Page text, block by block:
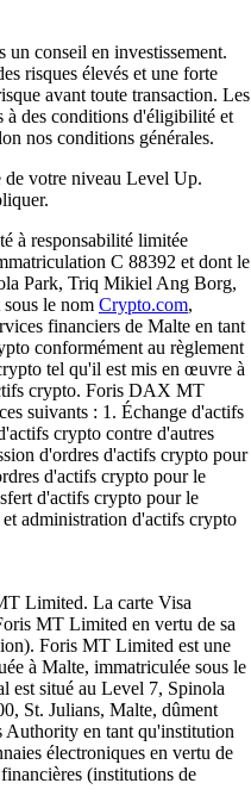
conseil en investissement.
risques élevés et une forte
avant toute transaction. Les
à des conditions d'éligibilité et
nos conditions générales.
votre niveau Level Up.
à responsabilité limitée
C 88392 et dont le
Park, Triq Mikiel Ang Borg,
le nom Crypto.com,
financiers de Malte en tant
conformément au règlement
tel qu'il est mis en œuvre à
crypto. Foris DAX MT
suivants : 1. Échange d'actifs
crypto contre d'autres
d'ordres d'actifs crypto pour
d'actifs crypto pour le
d'actifs crypto pour le
administration d'actifs crypto
Limited. La carte Visa
MT Limited en vertu de sa
Foris MT Limited est une
à Malte, immatriculée sous le
est situé au Level 7, Spinola
St. Julians, Malte, dûment
Authority en tant qu'institution
électroniques en vertu de
(institutions de